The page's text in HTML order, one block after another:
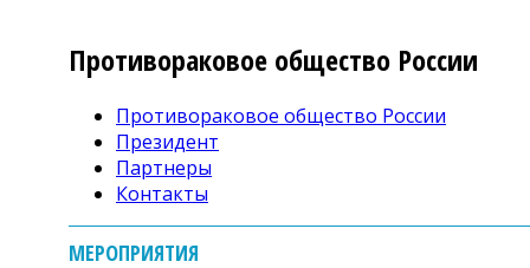
Противораковое общество России
Противораковое общество России
Президент
Партнеры
Контакты
МЕРОПРИЯТИЯ